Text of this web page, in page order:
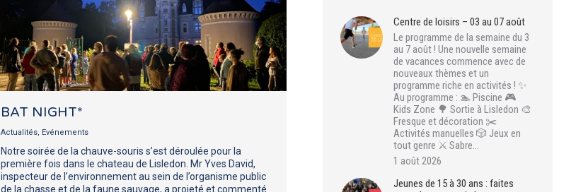
BAT NIGHT*
Actualités Evénements
Notre soirée de la chauve-souris s’est déroulée pour la
première fois dans le chateau de Lisledon. Mr Yves David,
inspecteur de l’environnement au sein de l’organisme public
de la chasse et de la faune sauvage, a projeté et commenté
Centre de loisirs – 03 au 07 août
Le programme de la semaine du 3
au 7 août ! Une nouvelle semaine
de vacances commence avec de
nouveaux thèmes et un
programme riche en activités ! ✨
Au programme : 🏊 Piscine 🎮
Kids Zone 🌳 Sortie à Lisledon 🎨
Fresque et décoration ✂️
Activités manuelles 🎲 Jeux en
tout genre ⚔️ Sabre…
1 août 2026
Jeunes de 15 à 30 ans : faites